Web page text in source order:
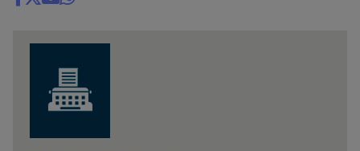
Share